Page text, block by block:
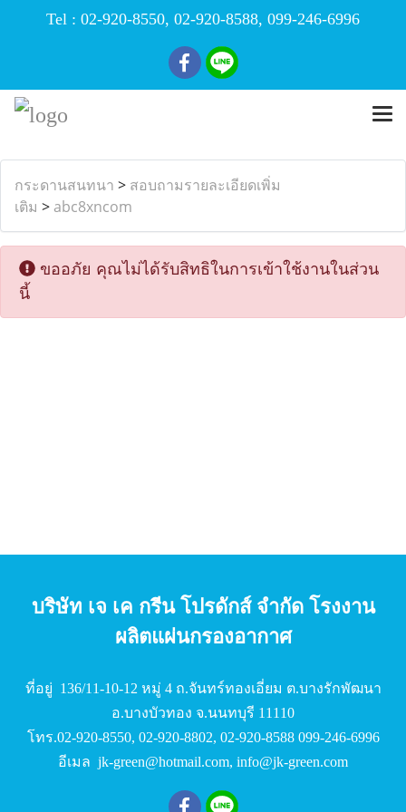
Tel : 02-920-8550, 02-920-8588, 099-246-6996
กระดานสนทนา > สอบถามรายละเอียดเพิ่ม
เติม > abc8xncom
ขออภัย คุณไม่ได้รับสิทธิในการเข้าใช้งานในส่วน
นี้
บริษัท เจ เค กรีน โปรดักส์ จํากัด โรงงาน
ผลิตแผ่นกรองอากาศ
ที่อยู่ 136/11-10-12 หมู่ 4 ถ.จันทร์ทองเอี่ยม ต.บางรักพัฒนา
อ.บางบัวทอง จ.นนทบุรี 11110
โทร.02-920-8550, 02-920-8802, 02-920-8588 099-246-6996
อีเมล jk-green@hotmail.com, info@jk-green.com